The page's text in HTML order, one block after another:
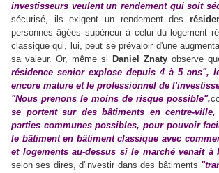
investisseurs veulent un rendement qui soit
sécurisé, ils exigent un rendement des
personnes âgées supérieur à celui du logement
classique qui, lui, peut se prévaloir d'une
sa valeur. Or, même si Daniel Znaty observe
résidence senior explose depuis 4 à 5 ans",
encore mature et le professionnel de
"Nous prenons le moins de risque possible",
se portent sur des bâtiments en centre-
parties communes possibles, pour pouvoir
le bâtiment en bâtiment classique avec
et logements au-dessus si le marché venait à
selon ses dires, d'investir dans des bâtiments